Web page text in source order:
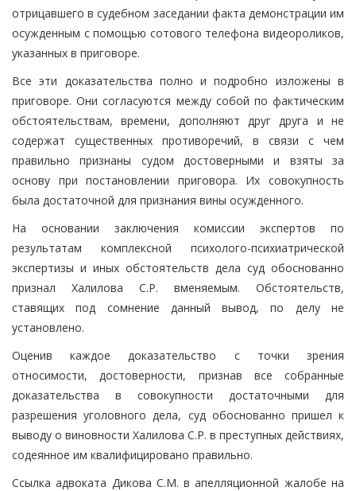
отрицавшего в судебном заседании факта демонстрации им
осужденным с помощью сотового телефона видеороликов,
указанных в приговоре.
Все эти доказательства полно и подробно изложены в
приговоре. Они согласуются между собой по фактическим
обстоятельствам, времени, дополняют друг друга и не
содержат существенных противоречий, в связи с чем
правильно признаны судом достоверными и взяты за
основу при постановлении приговора. Их совокупность
была достаточной для признания вины осужденного.
На основании заключения комиссии экспертов по
результатам комплексной психолого-психиатрической
экспертизы и иных обстоятельств дела суд обоснованно
признал Халилова С.Р. вменяемым. Обстоятельств,
ставящих под сомнение данный вывод, по делу не
установлено.
Оценив каждое доказательство с точки зрения
относимости, достоверности, признав все собранные
доказательства в совокупности достаточными для
разрешения уголовного дела, суд обоснованно пришел к
выводу о виновности Халилова С.Р. в преступных действиях,
содеянное им квалифицировано правильно.
Ссылка адвоката Дикова С.М. в апелляционной жалобе на